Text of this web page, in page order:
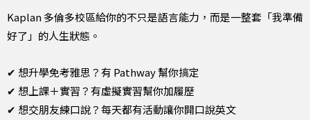
Kaplan 多倫多校區給你的不只是語言能力，而是一整套「我準備
好了」的人生狀態。
✔ 想升學免考雅思？有 Pathway 幫你搞定
✔ 想上課＋實習？有虛擬實習幫你加履歷
✔ 想交朋友練口說？每天都有活動讓你開口說英文